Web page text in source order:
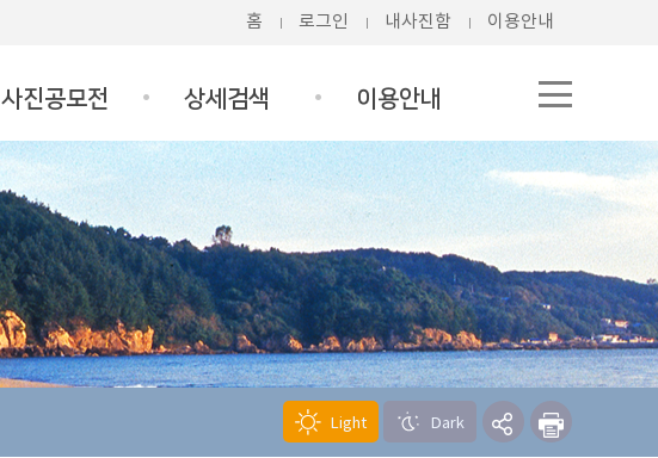
홈 로그인 내사진함 이용안내
사진공모전 상세검색 이용안내
Light Dark